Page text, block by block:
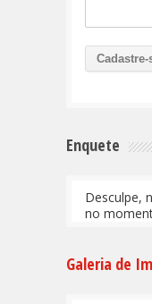
Enquete
Desculpe,
no
Galeria de